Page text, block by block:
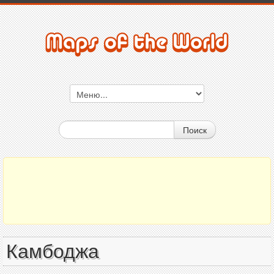
Поиск
Камбоджа